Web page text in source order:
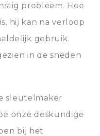
probleem. Hoe
hij kan na verloop
gebruik.
in de sneden
sleutelmaker
onze deskundige
bij het